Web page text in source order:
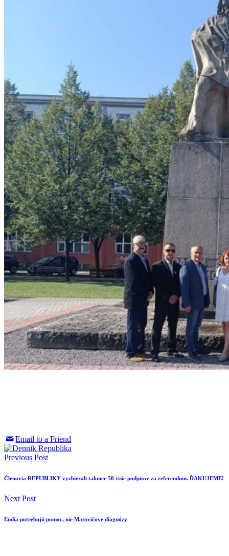
Email to a Friend
Previous Post
Členovia REPUBLIKY vyzbierali takmer 50-tisíc podpisov za referendum. ĎAKUJEME!
Next Post
Ľudia potrebujú pomoc, nie Matovičove diagnózy